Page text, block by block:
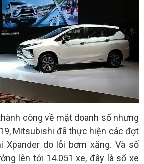
công về mặt doanh số nhưng
Mitsubishi đã thực hiện các đợt
Xpander do lỗi bơm xăng. Và số
lên tới 14.051 xe, đây là số xe